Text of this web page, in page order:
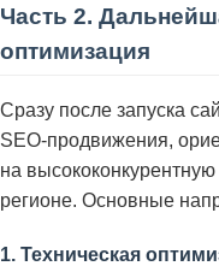
Часть 2.
оптимизация
Сразу после запуска
SEO-продвижения,
на
регионе. Основные
1. Техническая